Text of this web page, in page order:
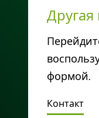
формой.
Контакт